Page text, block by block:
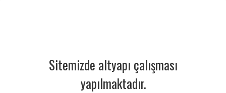
Sitemizde altyapı çalışması
yapılmaktadır.